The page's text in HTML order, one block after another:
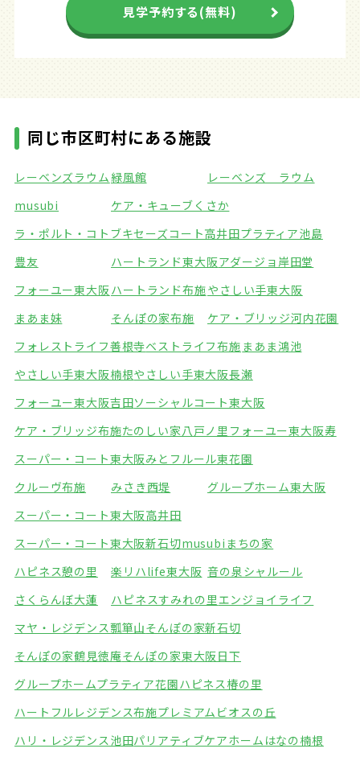
見学予約する(無料)
同じ市区町村にある施設
レーベンズラウム緑風館
レーベンズ ラウム
musubi
ケア・キューブくさか
ラ・ポルト・コトブキセーズコート高井田プラティア池島
豊友
ハートランド東大阪アダージョ岸田堂
フォーユー東大阪ハートランド布施やさしい手東大阪
まあま妹
そんぽの家布施
ケア・ブリッジ河内花園
フォレストライフ善根寺ベストライフ布施 まあま鴻池
やさしい手東大阪楠根やさしい手東大阪長瀬
フォーユー東大阪吉田ソーシャルコート東大阪
ケア・ブリッジ布施たのしい家八戸ノ里 フォーユー東大阪寿
スーパー・コート東大阪みと フルール東花園
クルーヴ布施
みさき西堤
グループホーム東大阪
スーパー・コート東大阪高井田
スーパー・コート東大阪新石切musubiまちの家
ハピネス憩の里
楽リハlife東大阪 音の泉シャルール
さくらんぼ大蓮
ハピネスすみれの里エンジョイライフ
マヤ・レジデンス瓢箪山そんぽの家新石切
そんぽの家鶴見徳庵そんぽの家東大阪日下
グループホームプラティア花園ハピネス椿の里
ハートフルレジデンス布施プレミアムビオスの丘
ハリ・レジデンス池田パリアティブケアホームはなの楠根